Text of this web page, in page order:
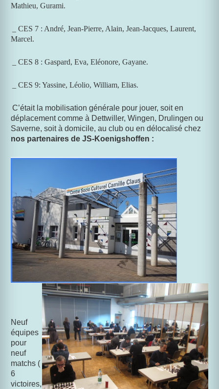
Mathieu, Gurami.
_ CES 7 : André, Jean-Pierre, Alain, Jean-Jacques, Laurent,
Marcel.
_ CES 8 : Gaspard, Eva, Eléonore, Gayane.
_ CES 9: Yassine, Léolio, William, Elias.
C’était la mobilisation générale pour jouer, soit en
déplacementcomme à Dettwiller, Wingen, Drulingen ou
Saverne, soit à domicile, au club ou en délocalisé chez
nos partenaires de JS-Koenigshoffen :
Neuf
équipes
pour
neuf
matchs (
6
victoires,